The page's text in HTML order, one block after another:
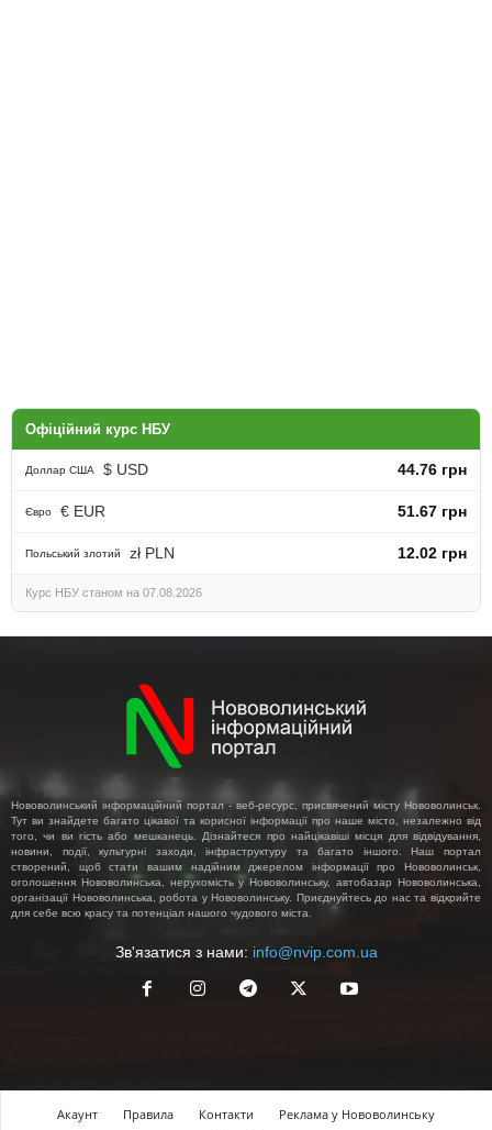
Офіційний курс НБУ
Доллар США $ USD 44.76 грн
Євро € EUR 51.67 грн
Польський злотий zł PLN 12.02 грн
Курс НБУ станом на 07.08.2026
Нововолинський інформаційний портал - веб-ресурс, присвячений місту Нововолинськ.
Тут ви знайдете багато цікавої та корисної інформації про наше місто, незалежно від
того, чи ви гість або мешканець. Дізнайтеся про найцікавіші місця для відвідування,
новини, події, культурні заходи, інфраструктуру та багато іншого. Наш портал
створений, щоб стати вашим надійним джерелом інформації про Нововолинськ,
оголошення Нововолинська, нерухомість у Нововолинську, автобазар Нововолинська,
організації Нововолинська, робота у Нововолинську. Приєднуйтесь до нас та відкрийте
для себе всю красу та потенціал нашого чудового міста.
Зв'язатися з нами: info@nvip.com.ua
Акаунт Правила Контакти
Реклама у Нововолинську